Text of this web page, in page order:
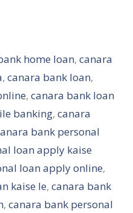
home loan,canara
, canara bank loan,
, canara bank loan
banking, canara
bank personal
loan apply kaise
loan apply online,
kaise le, canara bank
, canara bank personal